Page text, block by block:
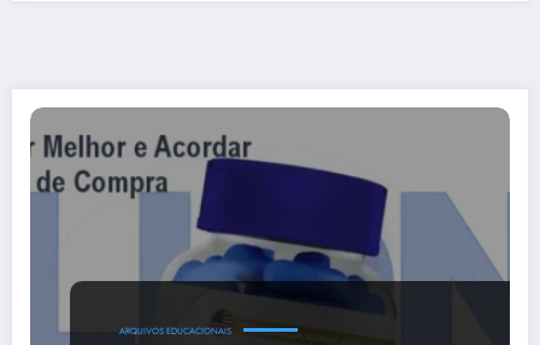
ARQUIVOS EDUCACIONAIS